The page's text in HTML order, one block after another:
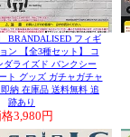
BRANDALISED フィギ
ン 【全3種セット】 コ
ダライズド バンクシー
ト グッズ ガチャガチャ
納 在庫品 送料無料 追
跡あり
3,980円